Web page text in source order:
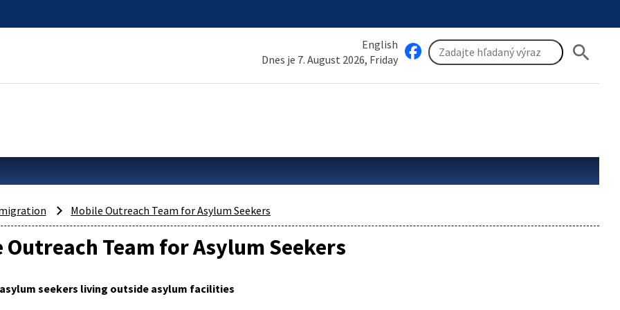
English
Dnes je 7. August 2026, Friday
search
Mobile Outreach Team for Asylum Seekers
Outreach Team for Asylum Seekers
seekers living outside asylum facilities